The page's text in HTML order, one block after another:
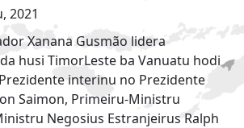
2021
Xanana Gusmão lidera
husi TimorLeste ba Vanuatu hodi
interinu no Prezidente
Saimon, Primeiru-Ministru
Negosius Estranjeirus Ralph